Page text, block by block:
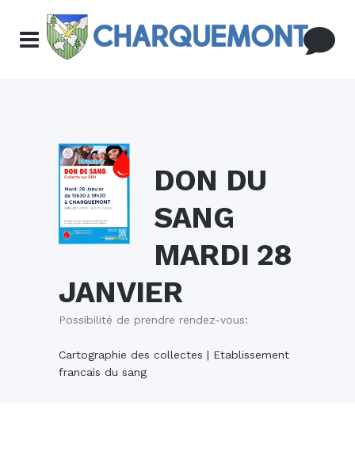
DON DU
SANG
MARDI 28
JANVIER
Possibilité de prendre rendez-vous:
Cartographie des collectes | Etablissement
francais du sang